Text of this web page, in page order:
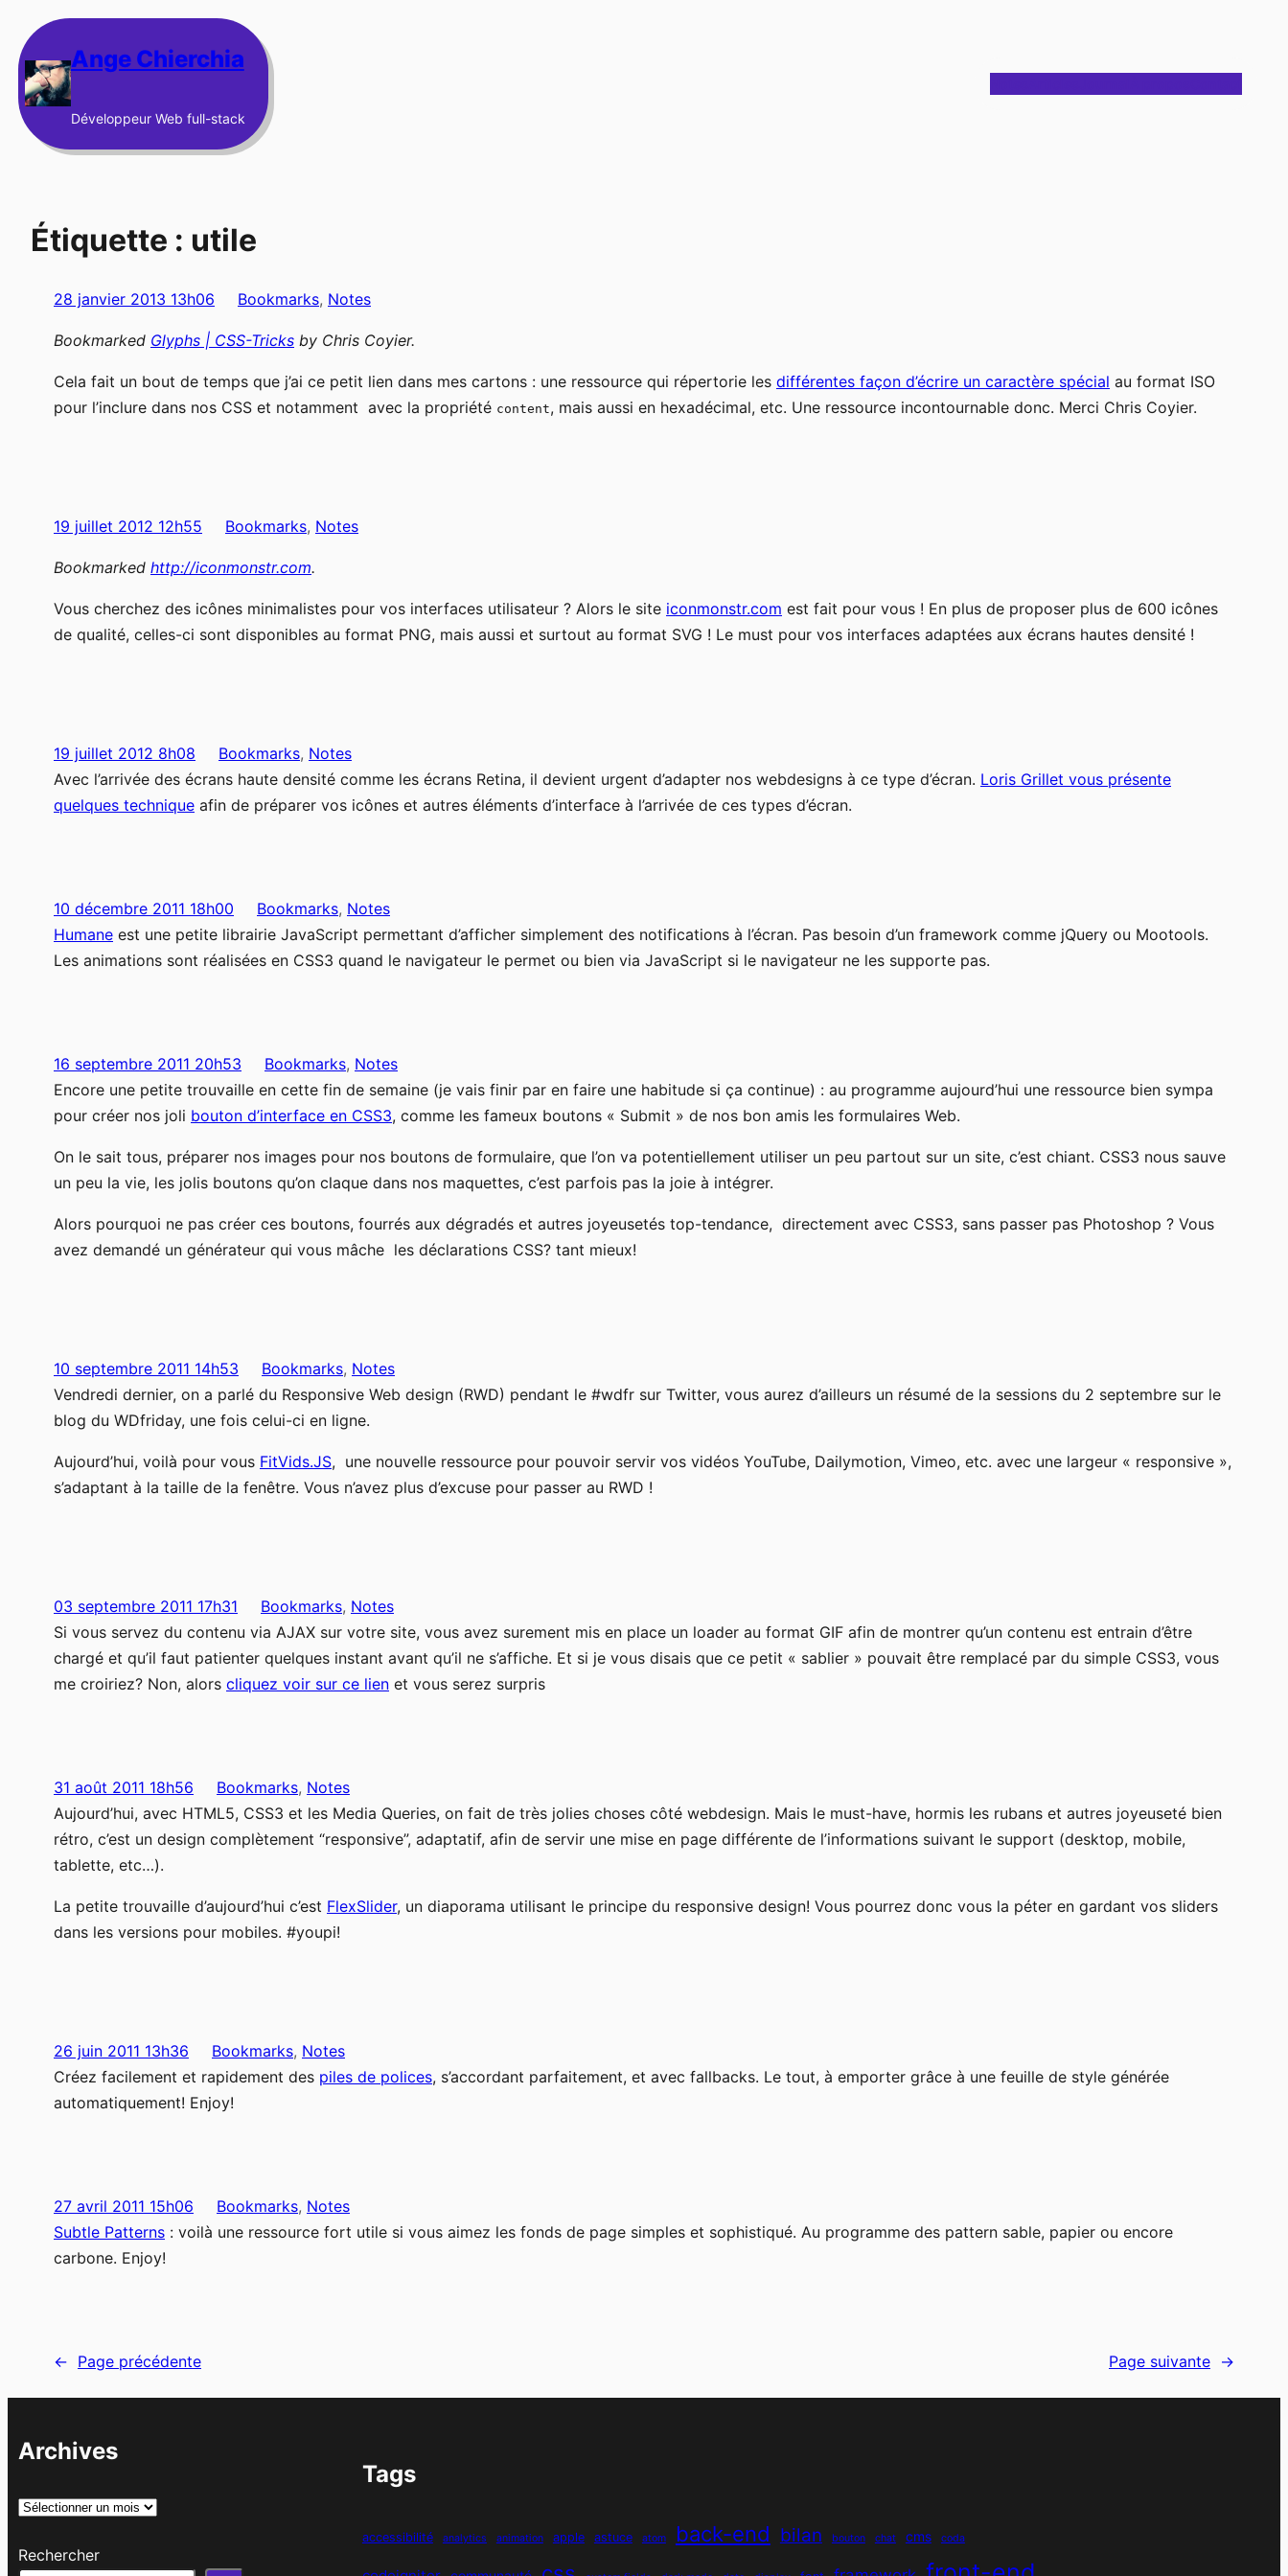
au
contenu Ange Chierchia
Développeur Web full-stack
Étiquette : utile
28 janvier 2013 13h06 Bookmarks, Notes
Bookmarked Glyphs | CSS-Tricks by Chris Coyier.
Cela fait un bout de temps que j’ai ce petit lien dans mes cartons : une ressource qui répertorie les différentes façon d’écrire un caractère spécial au format ISO
pour l’inclure dans nos CSS et notamment avec la propriété content, mais aussi en hexadécimal, etc. Une ressource incontournable donc. Merci Chris Coyier.
19 juillet 2012 12h55 Bookmarks, Notes
Bookmarked http://iconmonstr.com.
Vous cherchez des icônes minimalistes pour vos interfaces utilisateur ? Alors le site iconmonstr.com est fait pour vous ! En plus de proposer plus de 600 icônes
de qualité, celles-ci sont disponibles au format PNG, mais aussi et surtout au format SVG ! Le must pour vos interfaces adaptées aux écrans hautes densité !
19 juillet 2012 8h08 Bookmarks, Notes
Avec l’arrivée des écrans haute densité comme les écrans Retina, il devient urgent d’adapter nos webdesigns à ce type d’écran. Loris Grillet vous présente
quelques technique afin de préparer vos icônes et autres éléments d’interface à l’arrivée de ces types d’écran.
10 décembre 2011 18h00 Bookmarks, Notes
Humane est une petite librairie JavaScript permettant d’afficher simplement des notifications à l’écran. Pas besoin d’un framework comme jQuery ou Mootools.
Les animations sont réalisées en CSS3 quand le navigateur le permet ou bien via JavaScript si le navigateur ne les supporte pas.
16 septembre 2011 20h53 Bookmarks, Notes
Encore une petite trouvaille en cette fin de semaine (je vais finir par en faire une habitude si ça continue) : au programme aujourd’hui une ressource bien sympa
pour créer nos joli bouton d’interface en CSS3, comme les fameux boutons « Submit » de nos bon amis les formulaires Web.
On le sait tous, préparer nos images pour nos boutons de formulaire, que l’on va potentiellement utiliser un peu partout sur un site, c’est chiant. CSS3 nous sauve
un peu la vie, les jolis boutons qu’on claque dans nos maquettes, c’est parfois pas la joie à intégrer.
Alors pourquoi ne pas créer ces boutons, fourrés aux dégradés et autres joyeusetés top-tendance, directement avec CSS3, sans passer pas Photoshop ? Vous
avez demandé un générateur qui vous mâche les déclarations CSS? tant mieux!
10 septembre 2011 14h53 Bookmarks, Notes
Vendredi dernier, on a parlé du Responsive Web design (RWD) pendant le #wdfr sur Twitter, vous aurez d’ailleurs un résumé de la sessions du 2 septembre sur le
blog du WDfriday, une fois celui-ci en ligne.
Aujourd’hui, voilà pour vous FitVids.JS, une nouvelle ressource pour pouvoir servir vos vidéos YouTube, Dailymotion, Vimeo, etc. avec une largeur « responsive »,
s’adaptant à la taille de la fenêtre. Vous n’avez plus d’excuse pour passer au RWD !
03 septembre 2011 17h31 Bookmarks, Notes
Si vous servez du contenu via AJAX sur votre site, vous avez surement mis en place un loader au format GIF afin de montrer qu’un contenu est entrain d’être
chargé et qu’il faut patienter quelques instant avant qu’il ne s’affiche. Et si je vous disais que ce petit « sablier » pouvait être remplacé par du simple CSS3, vous
me croiriez? Non, alors cliquez voir sur ce lien et vous serez surpris
31 août 2011 18h56 Bookmarks, Notes
Aujourd’hui, avec HTML5, CSS3 et les Media Queries, on fait de très jolies choses côté webdesign. Mais le must-have, hormis les rubans et autres joyeuseté bien
rétro, c’est un design complètement “responsive”, adaptatif, afin de servir une mise en page différente de l’informations suivant le support (desktop, mobile,
tablette, etc…).
La petite trouvaille d’aujourd’hui c’est FlexSlider, un diaporama utilisant le principe du responsive design! Vous pourrez donc vous la péter en gardant vos sliders
dans les versions pour mobiles. #youpi!
26 juin 2011 13h36 Bookmarks, Notes
Créez facilement et rapidement des piles de polices, s’accordant parfaitement, et avec fallbacks. Le tout, à emporter grâce à une feuille de style générée
automatiquement! Enjoy!
27 avril 2011 15h06 Bookmarks, Notes
Subtle Patterns : voilà une ressource fort utile si vous aimez les fonds de page simples et sophistiqué. Au programme des pattern sable, papier ou encore
carbone. Enjoy!
← Page précédente Page suivante →
Archives
A
c
Rechercher
Tags
accessibilité analytics animation apple astuce atom back-end bilan bouton chat cms coda